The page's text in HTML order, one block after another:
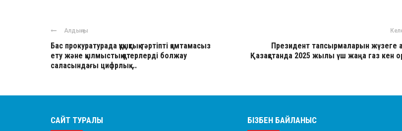
Алдыңғы
Бас прокуратурада құқықтық тәртіпті қамтамасыз
ету және қылмыстық қатерлерді болжау
саласындағы цифрлық ...
Президент тапсырмаларын жүзеге
Қазақстанда 2025 жылы үш жаңа газ кен
САЙТ ТУРАЛЫ БІЗБЕН БАЙЛАНЫС